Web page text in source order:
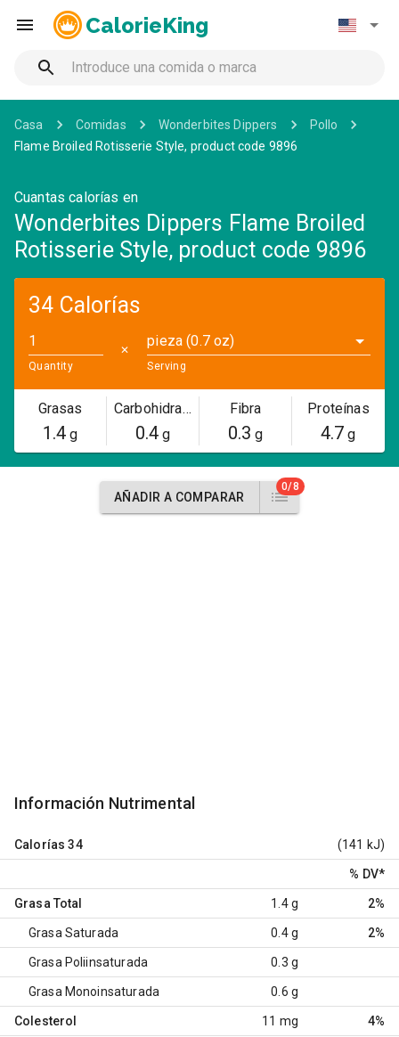
CalorieKing
Casa Comidas Wonderbites Dippers
Pollo
Flame Broiled Rotisserie Style, product code 9896
Cuantas calorías en
Wonderbites Dippers Flame Broiled
Rotisserie Style, product code 9896
34 Calorías
Quantity
✕
pieza (0.7 oz)
Serving
Grasas
1.4g
Carbohidratos
0.4g
Fibra
0.3 g
Proteínas
4.7 g
AÑADIR A COMPARAR
0/8
Información Nutrimental
Calorías 34 (141 kJ)
% DV*
Grasa Total 1.4 g 2%
Grasa Saturada 0.4 g 2%
Grasa Poliinsaturada 0.3 g
Grasa Monoinsaturada 0.6 g
Colesterol 11 mg 4%